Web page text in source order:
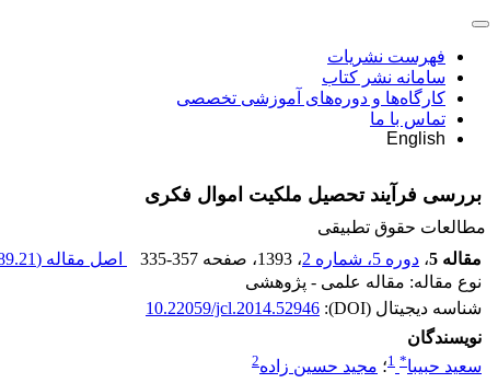
فهرست نشریات
سامانه نشر کتاب
کارگاه‌ها و دوره‌های آموزشی تخصصی
تماس با ما
English
بررسی فرآیند تحصیل ملکیت اموال فکری
مطالعات حقوق تطبیقی
مقاله 5
، دوره 5، شماره 2 ، 1393 ، صفحه 335-357 اصل مقاله (K
نوع مقاله: مقاله علمی - پژوهشی
شناسه دیجیتال (DOI):
10.22059/jcl.2014.52946
نویسندگان
سعید حبیبا*
1؛ مجید حسین زاده2